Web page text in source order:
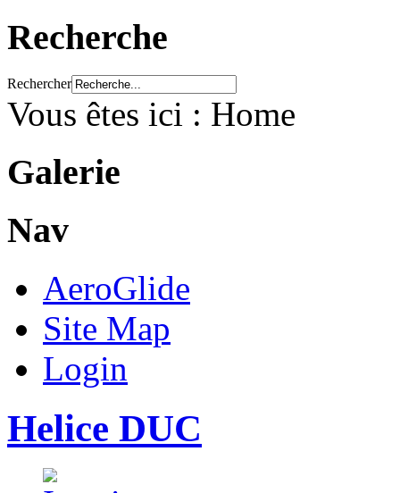
Recherche
Rechercher
Vous êtes ici : Home
Galerie
Nav
AeroGlide
Site Map
Login
Helice DUC